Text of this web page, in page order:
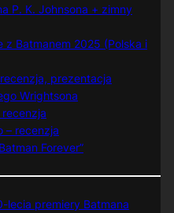
P. K. Johnsona + zimny
z Batmanem 2025 (Polska i
prezentacja
Wrightsona
recenzja
– recenzja
Forever”
lecia premiery Batmana